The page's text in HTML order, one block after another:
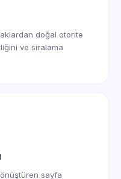
doğal otorite
ve sıralama
sayfa